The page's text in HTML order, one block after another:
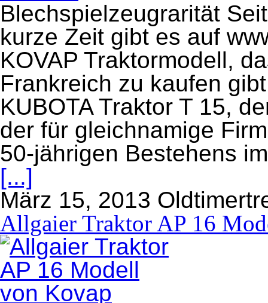
Blechspielzeugrarität
kurze Zeit gibt es auf
KOVAP Traktormodell,
Frankreich zu kaufen
KUBOTA Traktor T 15,
der für gleichnamige
50-jährigen Bestehens
[...]
März 15, 2013
Allgaier Traktor AP 16